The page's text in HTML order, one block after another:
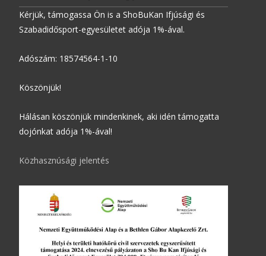
Kérjük, támogassa Ön is a ShoBuKan Ifjúsági és
Szabadidősport-egyesületet adója 1%-ával.
Adószám: 18574564-1-10
Köszönjük!
Hálásan köszönjük mindenkinek, aki idén támogatta
dojónkat adója 1%-ával!
Közhasznúsági jelentés